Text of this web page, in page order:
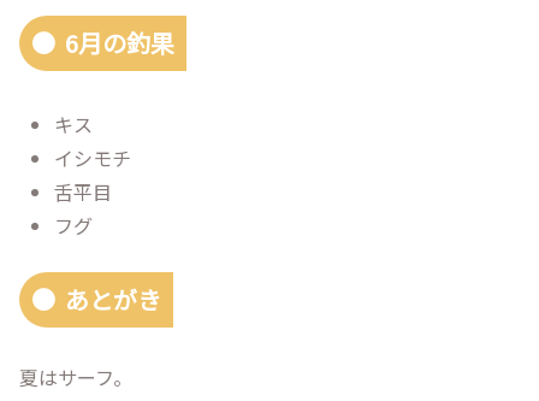
6月の釣果
キス
イシモチ
舌平目
フグ
あとがき
夏はサーフ。